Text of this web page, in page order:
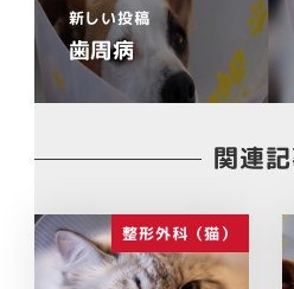
新しい投稿
歯周病
関連
整形外科（猫）